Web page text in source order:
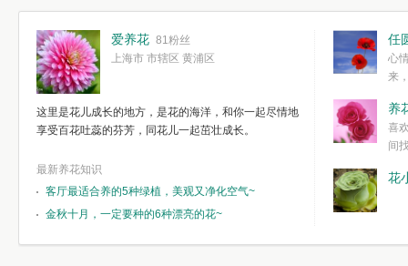
爱养花 81粉丝
上海市 市辖区 黄浦区
这里是花儿成长的地方，是花的海洋，和你一起尽情地
享受百花吐蕊的芬芳，同花儿一起茁壮成长。
最新养花知识
客厅最适合养的5种绿植，美观又净化空气~
金秋十月，一定要种的6种漂亮的花~
任
心
来
简单愉快的心
我们自己复杂
养
喜
间
花